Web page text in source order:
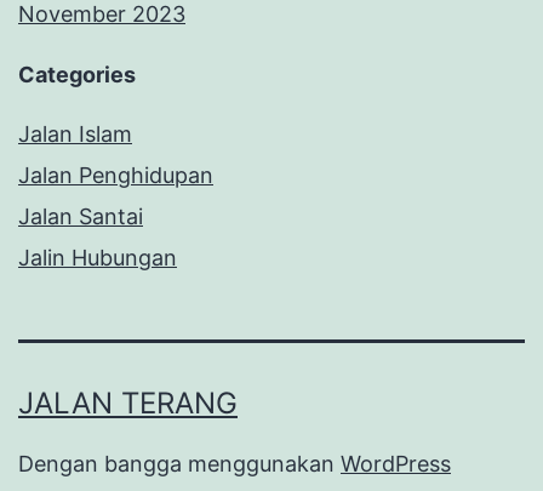
November 2023
Categories
Jalan Islam
Jalan Penghidupan
Jalan Santai
Jalin Hubungan
JALAN TERANG
Dengan bangga menggunakan WordPress